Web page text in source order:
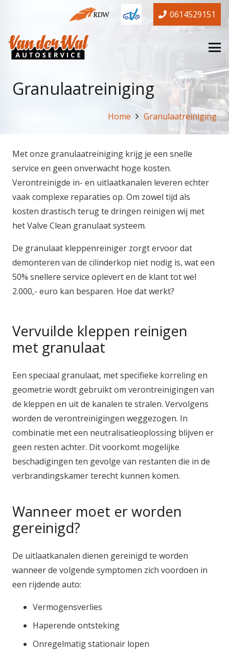
0614529151
Granulaatreiniging
Home Granulaatreiniging
Met onze granulaatreiniging krijg je een snelle
service en geen onverwacht hoge kosten.
Verontreinigde in- en uitlaatkanalen leveren echter
vaak complexe reparaties op. Om zowel tijd als
kosten drastisch terug te dringen reinigen wij met
het Valve Clean granulaat systeem.
De granulaat kleppenreiniger zorgt ervoor dat
demonteren van de cilinderkop niet nodig is, wat een
50% snellere service oplevert en de klant tot wel
2.000,- euro kan besparen. Hoe dat werkt?
Vervuilde kleppen reinigen
met granulaat
Een speciaal granulaat, met specifieke korreling en
geometrie wordt gebruikt om verontreinigingen van
de kleppen en uit de kanalen te stralen. Vervolgens
worden de verontreinigingen weggezogen. In
combinatie met een neutralisatieoplossing blijven er
geen resten achter. Dit voorkomt mogelijke
beschadigingen ten gevolge van restanten die in de
verbrandingskamer terecht kunnen komen.
Wanneer moet er worden
gereinigd?
De uitlaatkanalen dienen gereinigd te worden
wanneer de volgende symptomen zich voordoen in
een rijdende auto:
Vermogensverlies
Haperende ontsteking
Onregelmatig stationair lopen